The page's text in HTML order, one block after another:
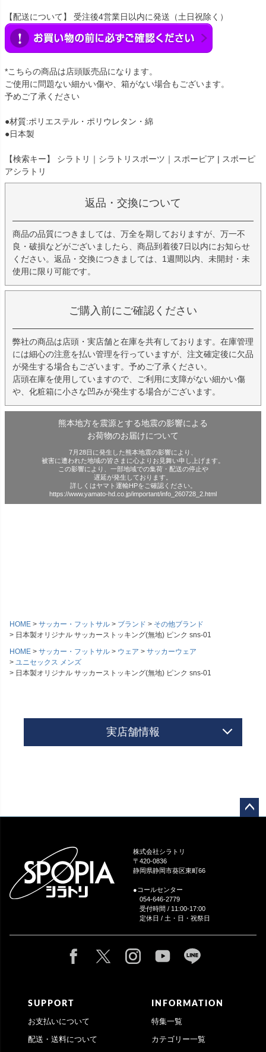
【配送について】 受注後4営業日以内に発送（土日祝除く）
*こちらの商品は店頭販売品になります。
ご使用に問題ない細かい傷や、箱がない場合もございます。
予めご了承ください
●材質:ポリエステル・ポリウレタン・綿
●日本製
【検索キー】 シラトリ｜シラトリスポーツ｜スポーピア | スポーピ
アシラトリ
返品・交換について
商品の品質につきましては、万全を期しておりますが、万一不
良・破損などがございましたら、商品到着後7日以内にお知らせ
ください。返品・交換につきましては、1週間以内、未開封・未
使用に限り可能です。
ご購入前にご確認ください
弊社の商品は店頭・実店舗と在庫を共有しております。在庫管理
には細心の注意を払い管理を行っていますが、注文確定後に欠品
が発生する場合もございます。予めご了承ください。
店頭在庫を使用していますので、ご利用に支障がない細かい傷
や、化粧箱に小さな凹みが発生する場合がございます。
熊本地方を震源とする地震の影響による
お荷物のお届けについて
7月28日に発生した熊本地震の影響により、
被害に遭われた地域の皆さまに心よりお見舞い申し上げます。
この影響により、一部地域での集荷・配送の停止や
遅延が発生しております。
詳しくはヤマト運輸HPをご確認ください。
https://www.yamato-hd.co.jp/important/info_260728_2.html
HOME サッカー・フットサル ブランド
その他ブランド
日本製オリジナル サッカーストッキング(無地) ピンク sns-01
HOME
サッカー・フットサル ウェア
サッカーウェア
ユニセックス メンズ
日本製オリジナル サッカーストッキング(無地) ピンク sns-01
実店舗情報
株式会社シラトリ
〒420-0836
静岡県静岡市葵区東町66
●コールセンター
054-646-2779
受付時間 / 11:00-17:00
定休日 / 土・日・祝祭日
SUPPORT
お支払いについて
配送・送料について
INFORMATION
特集一覧
カテゴリー一覧